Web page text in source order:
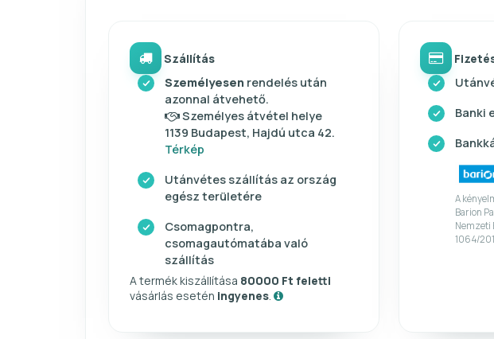
Szállítás
Személyesen rendelés után
azonnal átvehető.
Személyes átvétel helye
1139 Budapest, Hajdú utca 42.
Térkép
Utánvétes szállítás az ország
egész területére
Csomagpontra,
csomagautómatába való
szállítás
A termék kiszállítása 80000 Ft feletti
vásárlás esetén ingyenes
Banki
A
Barion
Nemzeti
1064/